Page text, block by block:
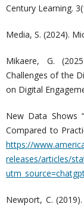
Century Learning.
Media, S. (2024).
Mikaere, G.
Challenges of the
on Digital
New Data Shows
Compared to
https://
releases/articles/
Newport, C.